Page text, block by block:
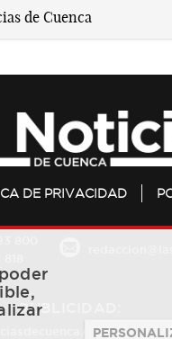
DE PRIVACIDAD
PUBLICIDAD:
684